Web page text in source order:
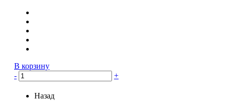
В корзину
-
+
Назад